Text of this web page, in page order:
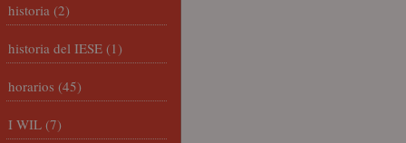
historia (2)
historia del IESE (1)
horarios (45)
I WIL (7)